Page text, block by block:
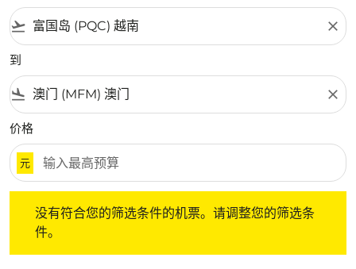
flight_takeoff close
到
flight_land close
价格
元
没有符合您的筛选条件的机票。请调整您的筛选条
件。